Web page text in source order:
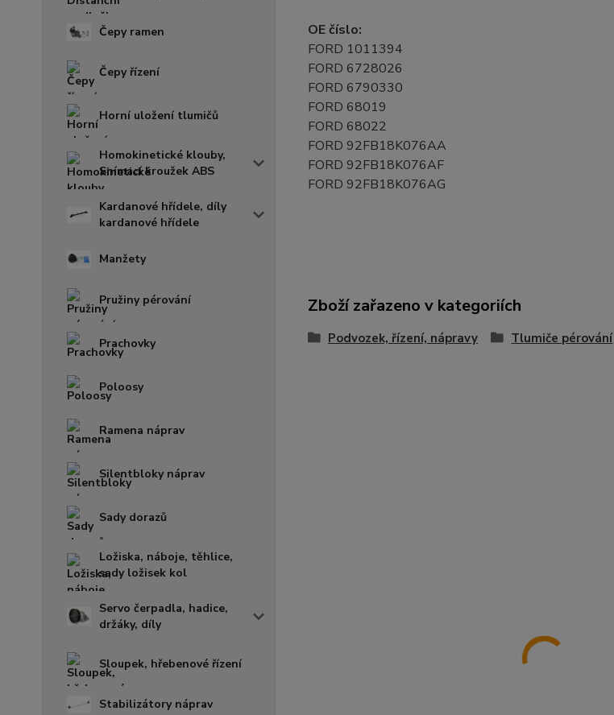
Čepy ramen
Čepy řízení
Horní uložení tlumičů
Homokinetické klouby,
Snímací kroužek ABS
Kardanové hřídele, díly
kardanové hřídele
Manžety
Pružiny pérování
Prachovky
Poloosy
Ramena náprav
Silentbloky náprav
Sady dorazů
Ložiska, náboje, těhlice,
sady ložisek kol
Servo čerpadla, hadice,
držáky, díly
Sloupek, hřebenové řízení
Stabilizátory náprav
OE číslo:
FORD 1011394
FORD 6728026
FORD 6790330
FORD 68019
FORD 68022
FORD 92FB18K076AA
FORD 92FB18K076AF
FORD 92FB18K076AG
Zboží zařazeno v kategoriích
Podvozek, řízení, nápravy Tlumiče pérování